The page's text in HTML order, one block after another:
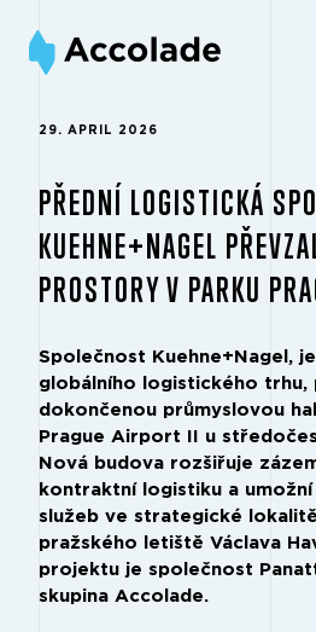
29. APRIL 2026
PŘEDNÍ LOGISTICKÁ
KUEHNE+NAGEL
PROSTORY V PARKU
Společnost Kuehne+Nagel,
globálního logistického trhu,
dokončenou průmyslovou
Prague Airport II u
Nová budova rozšiřuje
kontraktní logistiku a
služeb ve strategické
pražského letiště Václava
projektu je společnost
skupina Accolade.